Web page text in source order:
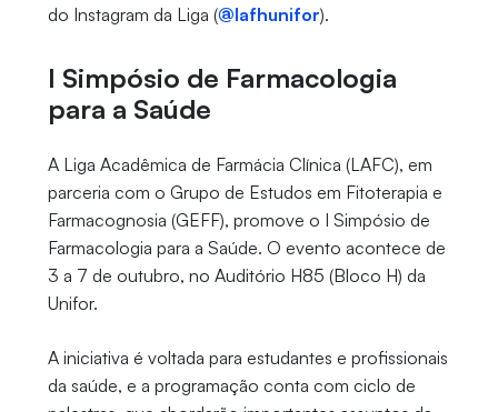
do Instagram da Liga (@lafhunifor).
I Simpósio de Farmacologia
para a Saúde
A Liga Acadêmica de Farmácia Clínica (LAFC), em
parceria com o Grupo de Estudos em Fitoterapia e
Farmacognosia (GEFF), promove o I Simpósio de
Farmacologia para a Saúde. O evento acontece de
3 a 7 de outubro, no Auditório H85 (Bloco H) da
Unifor.
A iniciativa é voltada para estudantes e profissionais
da saúde, e a programação conta com ciclo de